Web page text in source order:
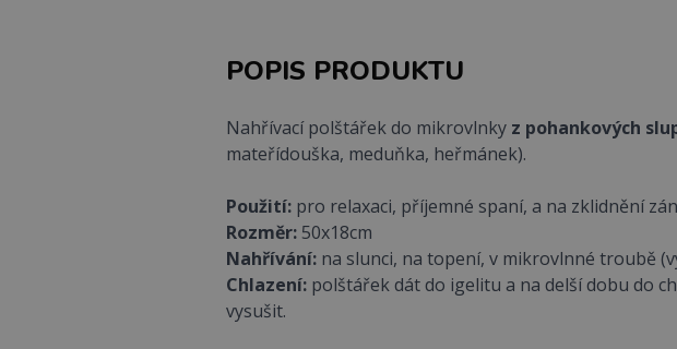
POPIS PRODUKTU
Nahřívací polštářek do mikrovlnky z pohankových
mateřídouška, meduňka, heřmánek).
Použití: pro relaxaci, příjemné spaní, a na zklidnění
Rozměr: 50x18cm
Nahřívání: na slunci, na topení, v mikrovlnné troubě
Chlazení: polštářek dát do igelitu a na delší dobu do
vysušit.